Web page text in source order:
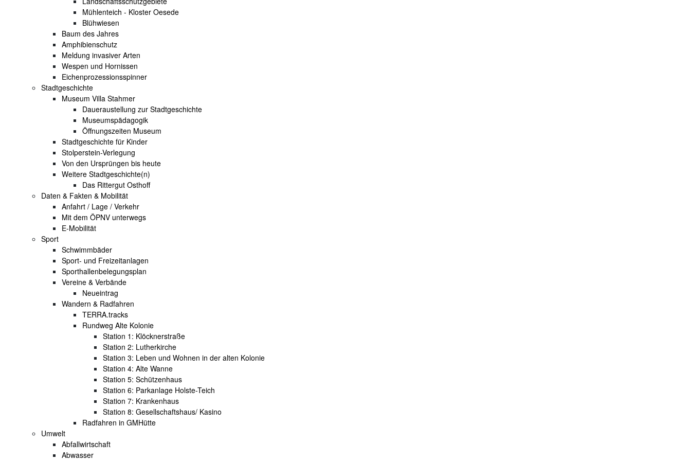
Mühlenteich - Kloster Oesede
Blühwiesen
Baum des Jahres
Amphibienschutz
Meldung invasiver Arten
Wespen und Hornissen
Eichenprozessionsspinner
Stadtgeschichte
Museum Villa Stahmer
Daueraustellung zur Stadtgeschichte
Museumspädagogik
Öffnungszeiten Museum
Stadtgeschichte für Kinder
Stolperstein-Verlegung
Von den Ursprüngen bis heute
Weitere Stadtgeschichte(n)
Das Rittergut Osthoff
Daten & Fakten & Mobilität
Anfahrt / Lage / Verkehr
Mit dem ÖPNV unterwegs
E-Mobilität
Sport
Schwimmbäder
Sport- und Freizeitanlagen
Sporthallenbelegungsplan
Vereine & Verbände
Neueintrag
Wandern & Radfahren
TERRA.tracks
Rundweg Alte Kolonie
Station 1: Klöcknerstraße
Station 2: Lutherkirche
Station 3: Leben und Wohnen in der alten Kolonie
Station 4: Alte Wanne
Station 5: Schützenhaus
Station 6: Parkanlage Holste-Teich
Station 7: Krankenhaus
Station 8: Gesellschaftshaus/ Kasino
Radfahren in GMHütte
Umwelt
Abfallwirtschaft
Abwasser